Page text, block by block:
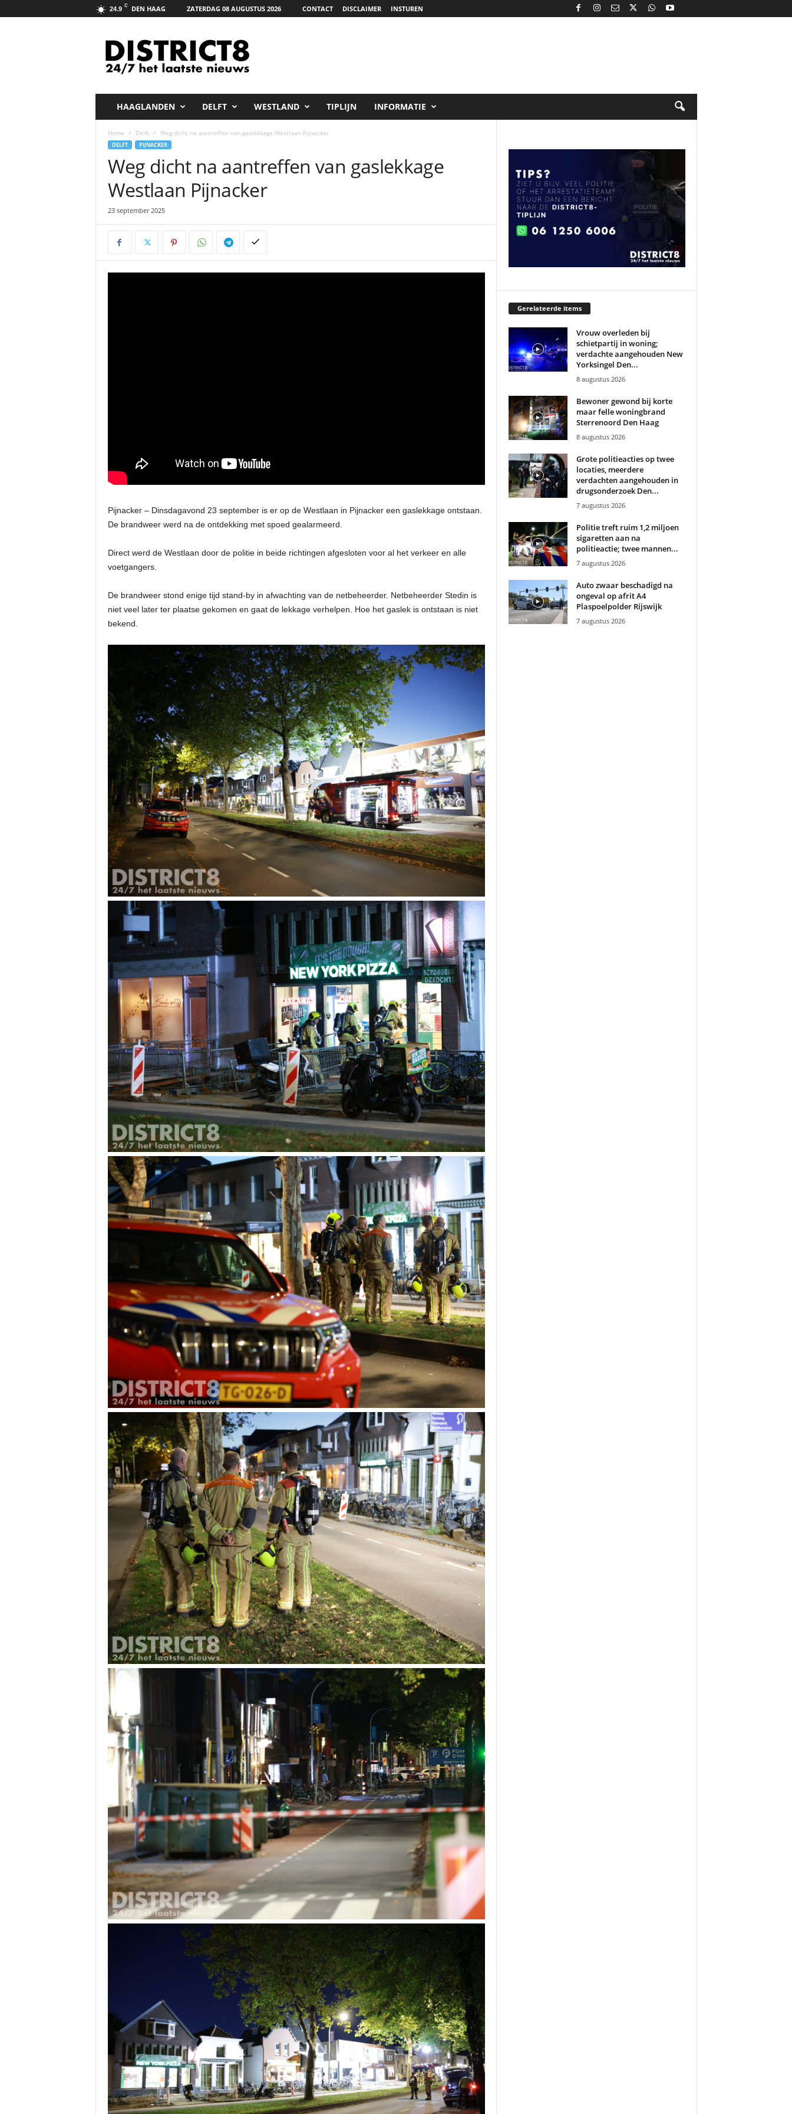
24.9 C DEN HAAG ZATERDAG 08 AUGUSTUS 2026 CONTACT DISCLAIMER INSTUREN
HAAGLANDEN DELFT WESTLAND TIPLIJN INFORMATIE
Home Delft Weg dicht na aantreffen van gaslekkage Westlaan Pijnacker
DELFT PIJNACKER
Weg dicht na aantreffen van gaslekkage
Westlaan Pijnacker
23 september 2025
Pijnacker – Dinsdagavond 23 september is er op de Westlaan in Pijnacker een gaslekkage ontstaan.
De brandweer werd na de ontdekking met spoed gealarmeerd.
Direct werd de Westlaan door de politie in beide richtingen afgesloten voor al het verkeer en alle
voetgangers.
De brandweer stond enige tijd stand-by in afwachting van de netbeheerder. Netbeheerder Stedin is
niet veel later ter plaatse gekomen en gaat de lekkage verhelpen. Hoe het gaslek is ontstaan is niet
bekend.
Gerelateerde items
Vrouw overleden bij
schietpartij in woning;
verdachte aangehouden New
Yorksingel Den...
8 augustus 2026
Bewoner gewond bij korte
maar felle woningbrand
Sterrenoord Den Haag
8 augustus 2026
Grote politieacties op twee
locaties, meerdere
verdachten aangehouden in
drugsonderzoek Den...
7 augustus 2026
Politie treft ruim 1,2 miljoen
sigaretten aan na
politieactie; twee mannen...
7 augustus 2026
Auto zwaar beschadigd na
ongeval op afrit A4
Plaspoelpolder Rijswijk
7 augustus 2026